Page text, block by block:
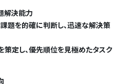
解決能力
題を的確に判断し、迅速な解決策
定し、優先順位を見極めたタスク